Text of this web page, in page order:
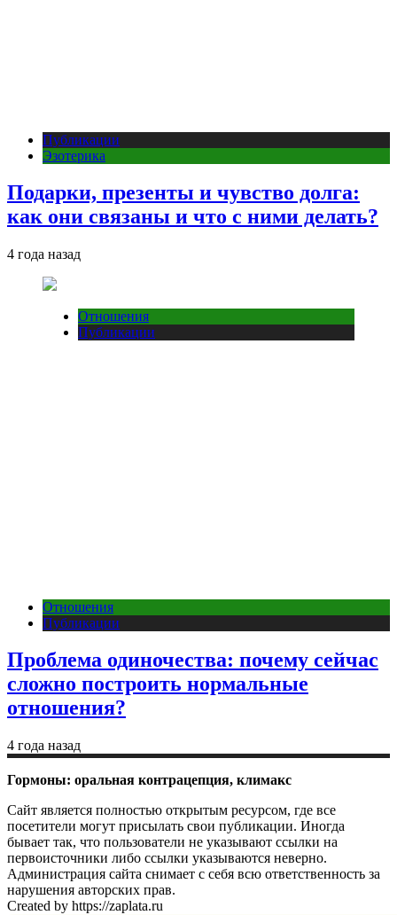
Публикации
Эзотерика
Подарки, презенты и чувство долга:
как они связаны и что с ними делать?
4 года назад
Отношения
Публикации
Отношения
Публикации
Проблема одиночества: почему сейчас
сложно построить нормальные
отношения?
4 года назад
Гормоны: оральная контрацепция, климакс
Сайт является полностью открытым ресурсом, где все
посетители могут присылать свои публикации. Иногда
бывает так, что пользователи не указывают ссылки на
первоисточники либо ссылки указываются неверно.
Администрация сайта снимает с себя всю ответственность за
нарушения авторских прав.
Created by https://zaplata.ru